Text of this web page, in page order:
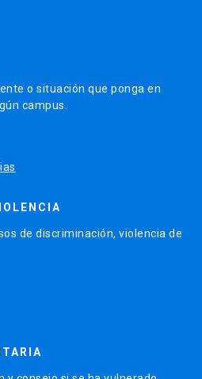
o situación que ponga en
campus.
de discriminación, violencia de